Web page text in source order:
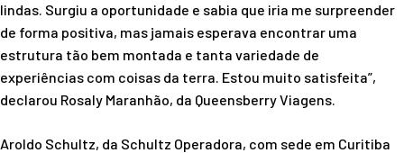
lindas. Surgiu a oportunidade e sabia que iria me surpreender
de forma positiva, mas jamais esperava encontrar uma
estrutura tão bem montada e tanta variedade de
experiências com coisas da terra. Estou muito satisfeita”,
declarou Rosaly Maranhão, da Queensberry Viagens.
Aroldo Schultz, da Schultz Operadora, com sede em Curitiba